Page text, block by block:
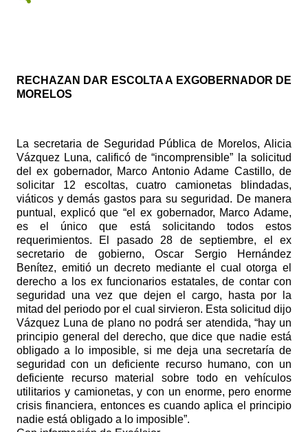
RECHAZAN DAR ESCOLTA A EXGOBERNADOR DE
MORELOS
La secretaria de Seguridad Pública de Morelos, Alicia
Vázquez Luna, calificó de “incomprensible” la solicitud
del ex gobernador, Marco Antonio Adame Castillo, de
solicitar 12 escoltas, cuatro camionetas blindadas,
viáticos y demás gastos para su seguridad. De manera
puntual, explicó que “el ex gobernador, Marco Adame,
es el único que está solicitando todos estos
requerimientos. El pasado 28 de septiembre, el ex
secretario de gobierno, Oscar Sergio Hernández
Benítez, emitió un decreto mediante el cual otorga el
derecho a los ex funcionarios estatales, de contar con
seguridad una vez que dejen el cargo, hasta por la
mitad del periodo por el cual sirvieron. Esta solicitud dijo
Vázquez Luna de plano no podrá ser atendida, “hay un
principio general del derecho, que dice que nadie está
obligado a lo imposible, si me deja una secretaría de
seguridad con un deficiente recurso humano, con un
deficiente recurso material sobre todo en vehículos
utilitarios y camionetas, y con un enorme, pero enorme
crisis financiera, entonces es cuando aplica el principio
nadie está obligado a lo imposible”.